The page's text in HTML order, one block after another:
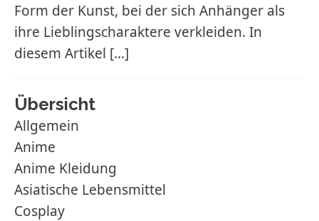
Form der Kunst, bei der sich Anhänger als
ihre Lieblingscharaktere verkleiden. In
diesem Artikel […]
Übersicht
Allgemein
Anime
Anime Kleidung
Asiatische Lebensmittel
Cosplay